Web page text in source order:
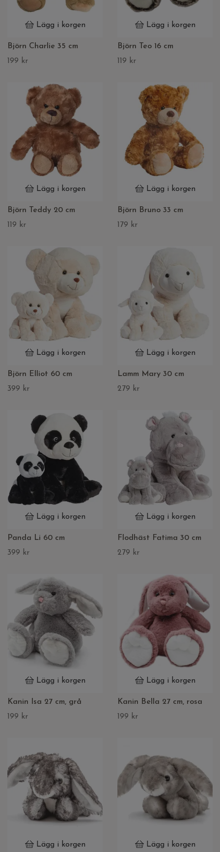
Lägg i korgen
Björn Charlie 35 cm
199 kr
Lägg i korgen
Björn Teo 16 cm
119 kr
Lägg i korgen
Björn Teddy 20 cm
119 kr
Lägg i korgen
Björn Bruno 33 cm
179 kr
Lägg i korgen
Björn Elliot 60 cm
399 kr
Lägg i korgen
Lamm Mary 30 cm
279 kr
Lägg i korgen
Panda Li 60 cm
399 kr
Lägg i korgen
Flodhäst Fatima 30 cm
279 kr
Lägg i korgen
Kanin Isa 27 cm, grå
199 kr
Lägg i korgen
Kanin Bella 27 cm, rosa
199 kr
Lägg i korgen Lägg i korgen